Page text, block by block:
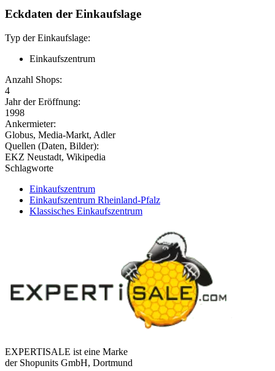
Eckdaten der Einkaufslage
Typ der Einkaufslage:
Einkaufszentrum
Anzahl Shops:
4
Jahr der Eröffnung:
1998
Ankermieter:
Globus, Media-Markt, Adler
Quellen (Daten, Bilder):
EKZ Neustadt, Wikipedia
Schlagworte
Einkaufszentrum
Einkaufszentrum Rheinland-Pfalz
Klassisches Einkaufszentrum
EXPERTISALE ist eine Marke
der Shopunits GmbH, Dortmund